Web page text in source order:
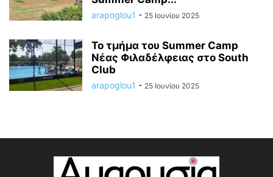
arapoglou1 - 25 Ιουνίου 2025
Το τμήμα του Summer Camp
Νέας Φιλαδέλφειας στο South
Club
arapoglou1 - 25 Ιουνίου 2025